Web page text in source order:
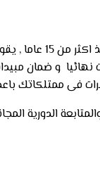
شركة اكيد جروب
نهائيا و ضمان
الدورية